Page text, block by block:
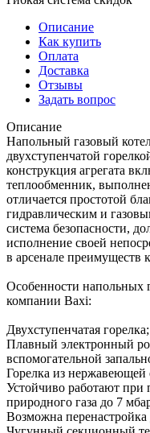
Описание
Как купить
Оплата
Доставка
Отзывы
Задать вопрос
Описание
Напольный газовый
двухступенчатой
конструкция агрегата
теплообменник,
отличается простотой
гидравлическим и
система безопасности,
исполнение своей
в арсенале преимуществ
Особенности напольных
компании Baxi:
Двухступенчатая горелка;
Плавный электронный
вспомогательной
Горелка из нержавеющей
Устойчиво работают при
природного газа до 7
Возможна